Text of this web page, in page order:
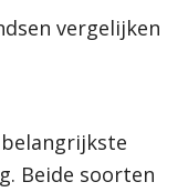
vergelijken
belangrijkste
Beide soorten